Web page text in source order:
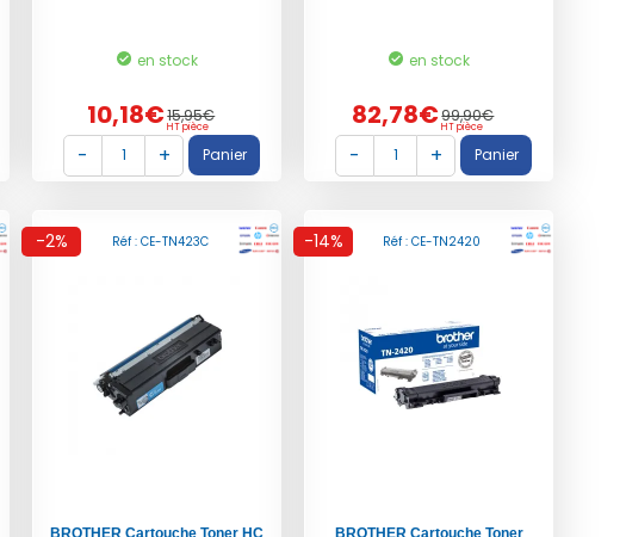
en stock
10,18€15,95€
HT pièce
en stock
82,78€99,90€
HT pièce
-2% Réf : CE-TN423C
BROTHER Cartouche Toner HC
-14% Réf : CE-TN2420
BROTHER Cartouche Toner